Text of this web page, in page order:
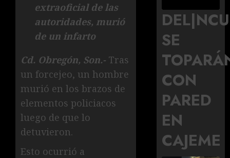
extraoficial de las
autoridades, murió
de un infarto
Cd. Obregón, Son.- Tras
un forcejeo, un hombre
murió en los brazos de
elementos policiacos
luego de que lo
detuvieron.
Esto ocurrió a
SE
CON
PARED
EN
CAJEME